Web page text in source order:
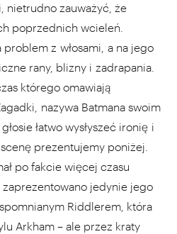
nietrudno zauważyć, że
poprzednich wcieleń.
z włosami, a na jego
rany, blizny i zadrapania.
którego omawiają
nazywa Batmana swoim
łatwo wysłyszeć ironię i
prezentujemy poniżej.
po fakcie więcej czasu
jedynie jego
Riddlerem, która
Arkham – ale przez kraty